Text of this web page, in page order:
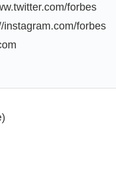
forbes
instagram.com/forbes